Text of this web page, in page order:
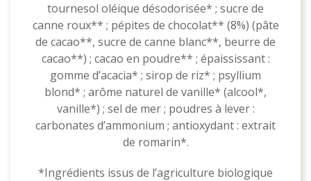
tournesol oléique désodorisée* ; sucre de
canne roux** ; pépites de chocolat** (8%) (pâte
de cacao**, sucre de canne blanc**, beurre de
cacao**) ; cacao en poudre** ; épaississant :
gomme d’acacia* ; sirop de riz* ; psyllium
blond* ; arôme naturel de vanille* (alcool*,
vanille*) ; sel de mer ; poudres à lever :
carbonates d’ammonium ; antioxydant : extrait
de romarin*.
*Ingrédients issus de l’agriculture biologique